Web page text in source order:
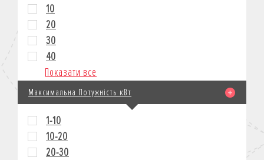
10
20
30
40
Показати все
Максимальна Потужність кВт
1-10
10-20
20-30